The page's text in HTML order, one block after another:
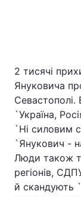
2 тисячі
Януковича
`Україна,
`Ні силовим
`Янукович -
Люди також
регіонів,
й скандують